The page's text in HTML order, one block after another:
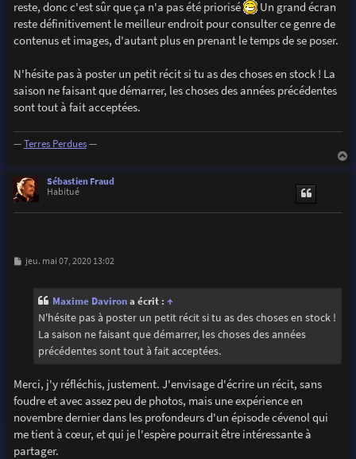
reste, donc c'est sûr que ça n'a pas été priorisé
Un grand écran
reste définitivement le meilleur endroit pour consulter ce genre de
contenus et images, d'autant plus en prenant le temps de se poser.
N'hésite pas à poster un petit récit si tu as des choses en stock ! La
saison ne faisant que démarrer, les choses des années précédentes
sont tout à fait acceptées.
—Terres Perdues—
Sébastien Fraud
Habitué
M
jeu. mai 07, 2020 13:02
Maxime Davirona écrit : ↑
N'hésite pas à poster un petit récit si tu as des choses en stock !
La saison ne faisant que démarrer, les choses des années
précédentes sont tout à fait acceptées.
Merci, j'y réfléchis, justement. J'envisage d'écrire un récit, sans
foudre et avec assez peu de photos, mais une expérience en
novembre dernier dans les profondeurs d'un épisode cévenol qui
me tient à cœur, et qui je l'espère pourrait être intéressante à
partager.